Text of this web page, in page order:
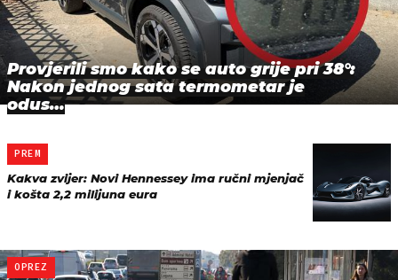
Provjerili smo kako se auto grije pri 38°:
Nakon jednog sata termometar je
odus…
PREM
Kakva zvijer: Novi Hennessey ima ručni mjenjač
i košta 2,2 milijuna eura
OPREZ